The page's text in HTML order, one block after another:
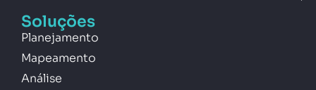
Soluções
Planejamento
Mapeamento
Análise